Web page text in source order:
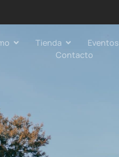
Tienda Eventos
Contacto